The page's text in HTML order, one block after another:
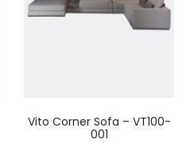
Vito Corner Sofa – VT100-
001